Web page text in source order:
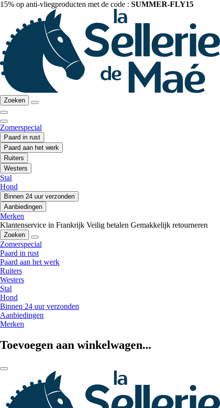
15% op anti-vliegproducten met de code : SUMMER-FLY15
Zoeken
Zomerspecial
Paard in rust
Paard aan het werk
Ruiters
Westers
Stal
Hond
Binnen 24 uur verzonden
Aanbiedingen
Merken
Klantenservice in Frankrijk Veilig betalen Gemakkelijk retourneren
Zoeken
Zomerspecial
Paard in rust
Paard aan het werk
Ruiters
Westers
Stal
Hond
Binnen 24 uur verzonden
Aanbiedingen
Merken
Toevoegen aan winkelwagen...